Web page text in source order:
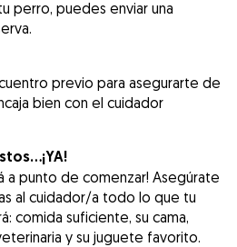
perro, puedes enviar una
previo para asegurarte de
bien con el cuidador
a punto de comenzar! Asegúrate
al cuidador/a todo lo que tu
comida suficiente, su cama,
y su juguete favorito.